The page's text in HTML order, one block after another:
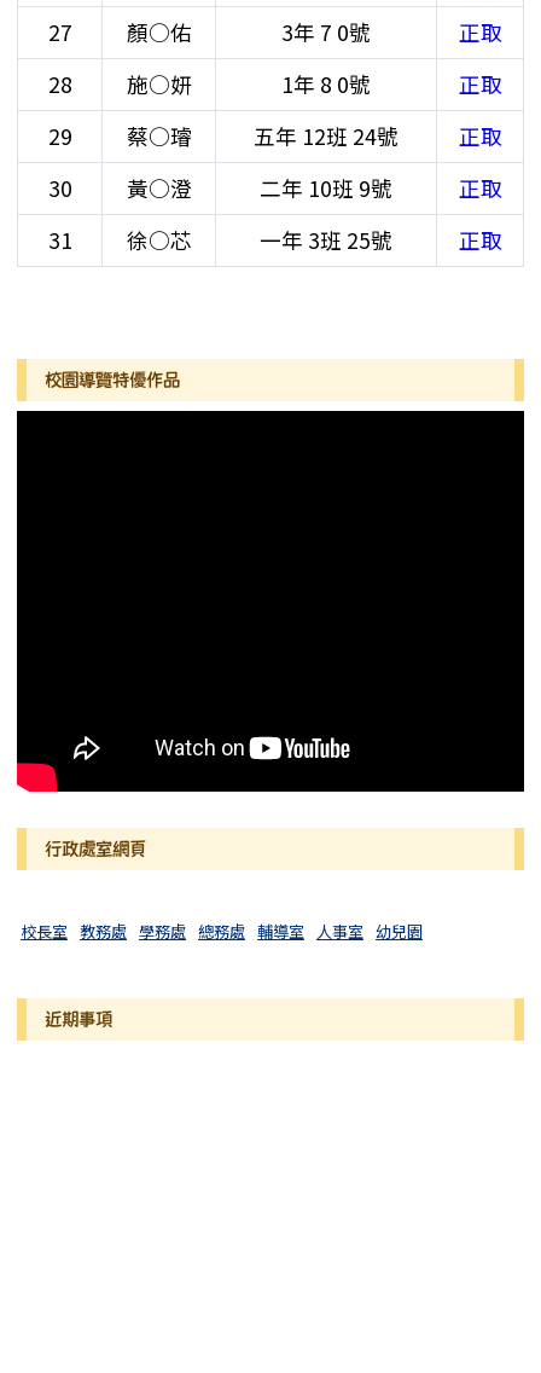
27
顏○佑 3年 7 0號
正取
28
施○妍 1年 8 0號
正取
29
蔡○璿 五年 12班 24號
正取
30
黃○澄 二年 10班 9號
正取
31
徐○芯 一年 3班 25號 正取
左邊區域內容
校園導覽特優作品
行政處室網頁
校長室 教務處 學務處 總務處 輔導室 人事室 幼兒園
近期事項